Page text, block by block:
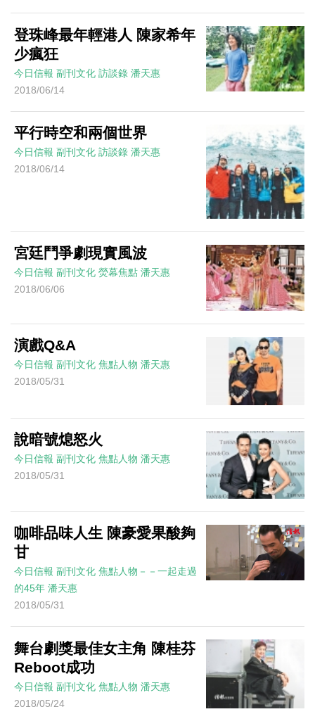
登珠峰最年輕港人 陳家希年
少瘋狂
今日信報 副刊文化 訪談錄 潘天惠
2018/06/14
平行時空和兩個世界
今日信報 副刊文化 訪談錄 潘天惠
2018/06/14
宮廷鬥爭劇現實風波
今日信報 副刊文化 熒幕焦點 潘天惠
2018/06/06
演戲Q&A
今日信報 副刊文化 焦點人物 潘天惠
2018/05/31
說暗號熄怒火
今日信報 副刊文化 焦點人物 潘天惠
2018/05/31
咖啡品味人生 陳豪愛果酸夠
甘
今日信報 副刊文化 焦點人物－－一起走過
的45年 潘天惠
2018/05/31
舞台劇獎最佳女主角 陳桂芬
Reboot成功
今日信報 副刊文化 焦點人物 潘天惠
2018/05/24